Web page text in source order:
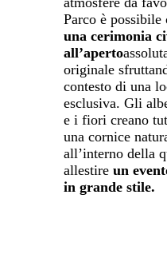
Parco è possibile
una cerimonia
all’aperto
originale
contesto di una
esclusiva. Gli
e i fiori creano
una cornice
all’interno della
allestire un
in grande stile.